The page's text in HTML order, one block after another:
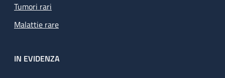
Tumori rari
Malattie rare
IN EVIDENZA